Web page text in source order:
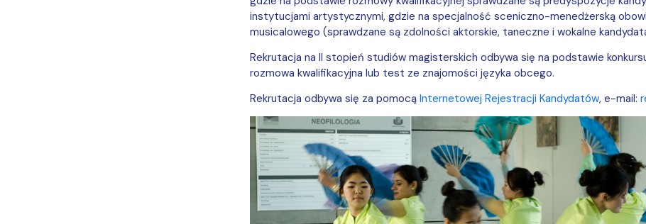
instytucjami artystycznymi, gdzie na specjalność sceniczno-menedżerską
musicalowego (sprawdzane są zdolności aktorskie, taneczne i wokalne
Rekrutacja na II stopień studiów magisterskich odbywa się na podstawie
rozmowa kwalifikacyjna lub test ze znajomości języka obcego.
Rekrutacja odbywa się za pomocą Internetowej Rejestracji Kandydatów, e-mail: